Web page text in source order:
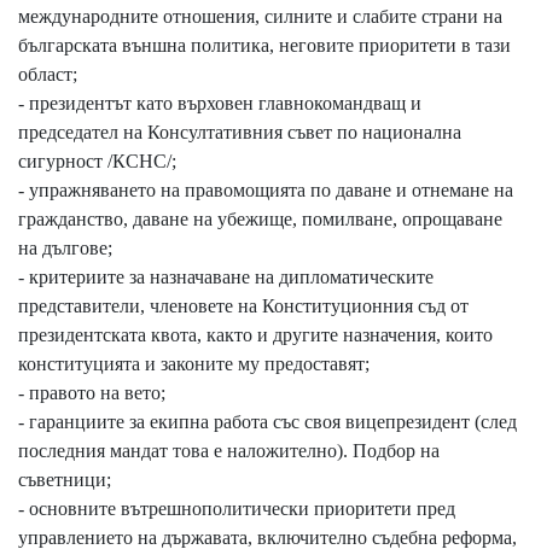
международните отношения, силните и слабите страни на
българската външна политика, неговите приоритети в тази
област;
- президентът като върховен главнокомандващ и
председател на Консултативния съвет по национална
сигурност /КСНС/;
- упражняването на правомощията по даване и отнемане на
гражданство, даване на убежище, помилване, опрощаване
на дългове;
- критериите за назначаване на дипломатическите
представители, членовете на Конституционния съд от
президентската квота, както и другите назначения, които
конституцията и законите му предоставят;
- правото на вето;
- гаранциите за екипна работа със своя вицепрезидент (след
последния мандат това е наложително). Подбор на
съветници;
- основните вътрешнополитически приоритети пред
управлението на държавата, включително съдебна реформа,